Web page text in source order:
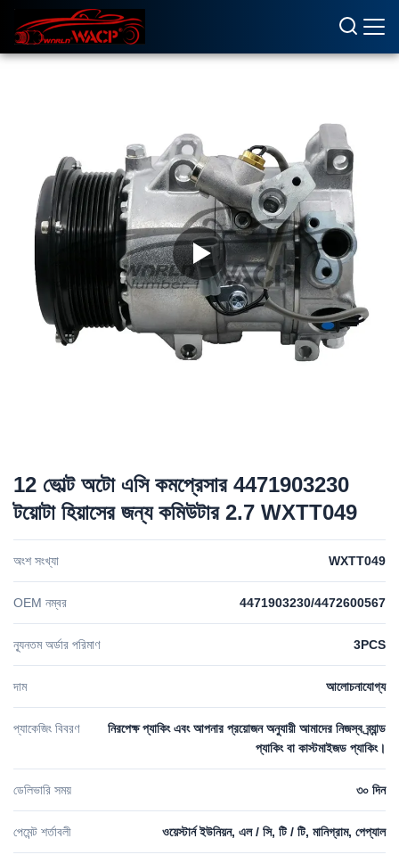
12 ভোল্ট অটো এসি কমপ্রেসার 4471903230
টয়োটা হিয়াসের জন্য কমিউটার 2.7 WXTT049
অংশ সংখ্যা WXTT049
OEM নম্বর 4471903230/4472600567
ন্যূনতম অর্ডার পরিমাণ 3PCS
দাম আলোচনাযোগ্য
প্যাকেজিং বিবরণ
নিরপেক্ষ প্যাকিং এবং আপনার প্রয়োজন অনুযায়ী আমাদের নিজস্ব ব্র্যান্ড
প্যাকিং বা কাস্টমাইজড প্যাকিং।
ডেলিভারি সময় ৩০ দিন
পেমেন্ট শর্তাবলী ওয়েস্টার্ন ইউনিয়ন, এল / সি, টি / টি, মানিগ্রাম, পেপ্যাল